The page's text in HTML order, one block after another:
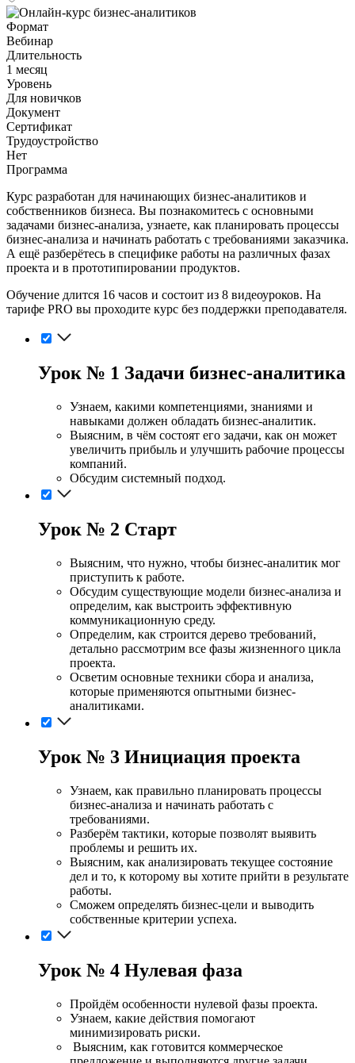
Формат
Вебинар
Длительность
1 месяц
Уровень
Для новичков
Документ
Сертификат
Трудоустройство
Нет
Программа
Курс разработан для начинающих бизнес-аналитиков и
собственников бизнеса. Вы познакомитесь с основными
задачами бизнес-анализа, узнаете, как планировать процессы
бизнес-анализа и начинать работать с требованиями заказчика.
А ещё разберётесь в специфике работы на различных фазах
проекта и в прототипировании продуктов.
Обучение длится 16 часов и состоит из 8 видеоуроков. На
тарифе PRO вы проходите курс без поддержки преподавателя.
Урок № 1 Задачи бизнес-аналитика
Узнаем, какими компетенциями, знаниями и
навыками должен обладать бизнес-аналитик.
Выясним, в чём состоят его задачи, как он может
увеличить прибыль и улучшить рабочие процессы
компаний.
Обсудим системный подход.
Урок № 2 Старт
Выясним, что нужно, чтобы бизнес-аналитик мог
приступить к работе.
Обсудим существующие модели бизнес-анализа и
определим, как выстроить эффективную
коммуникационную среду.
Определим, как строится дерево требований,
детально рассмотрим все фазы жизненного цикла
проекта.
Осветим основные техники сбора и анализа,
которые применяются опытными бизнес-
аналитиками.
Урок № 3 Инициация проекта
Узнаем, как правильно планировать процессы
бизнес-анализа и начинать работать с
требованиями.
Разберём тактики, которые позволят выявить
проблемы и решить их.
Выясним, как анализировать текущее состояние
дел и то, к которому вы хотите прийти в результате
работы.
Сможем определять бизнес-цели и выводить
собственные критерии успеха.
Урок № 4 Нулевая фаза
Пройдём особенности нулевой фазы проекта.
Узнаем, какие действия помогают
минимизировать риски.
Выясним, как готовится коммерческое